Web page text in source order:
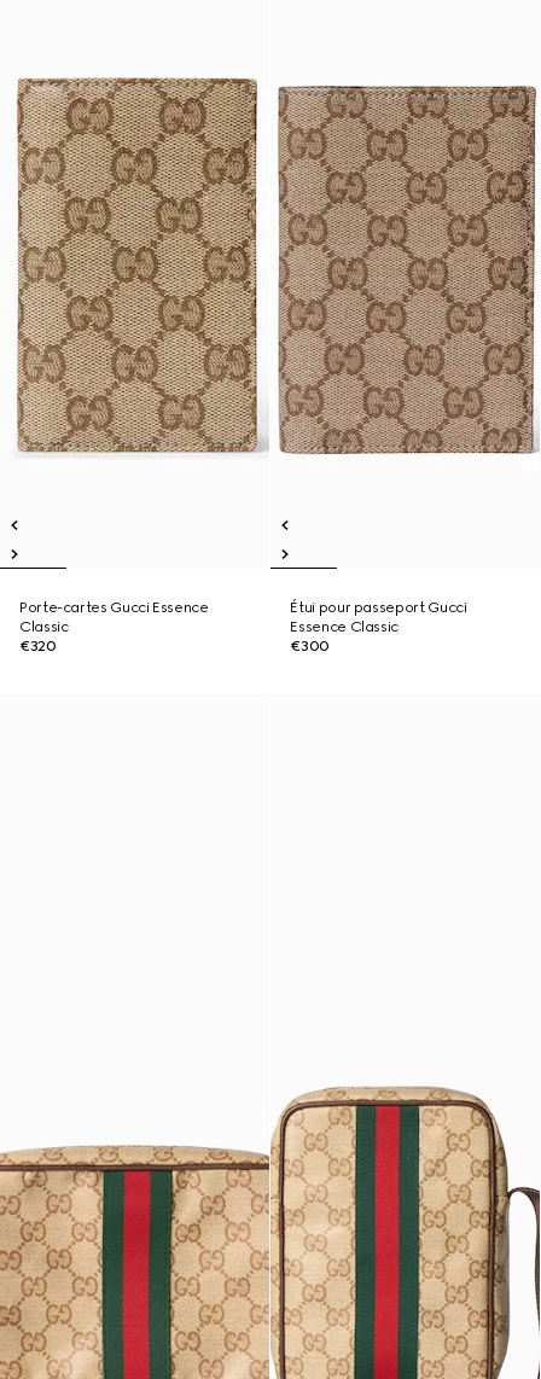
Porte-cartes Gucci Essence
Classic
€320
Étui pour passeport Gucci
Essence Classic
€300